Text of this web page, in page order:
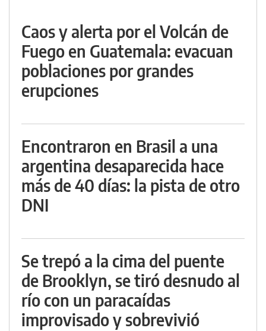
Caos y alerta por el Volcán de
Fuego en Guatemala: evacuan
poblaciones por grandes
erupciones
Encontraron en Brasil a una
argentina desaparecida hace
más de 40 días: la pista de otro
DNI
Se trepó a la cima del puente
de Brooklyn, se tiró desnudo al
río con un paracaídas
improvisado y sobrevivió